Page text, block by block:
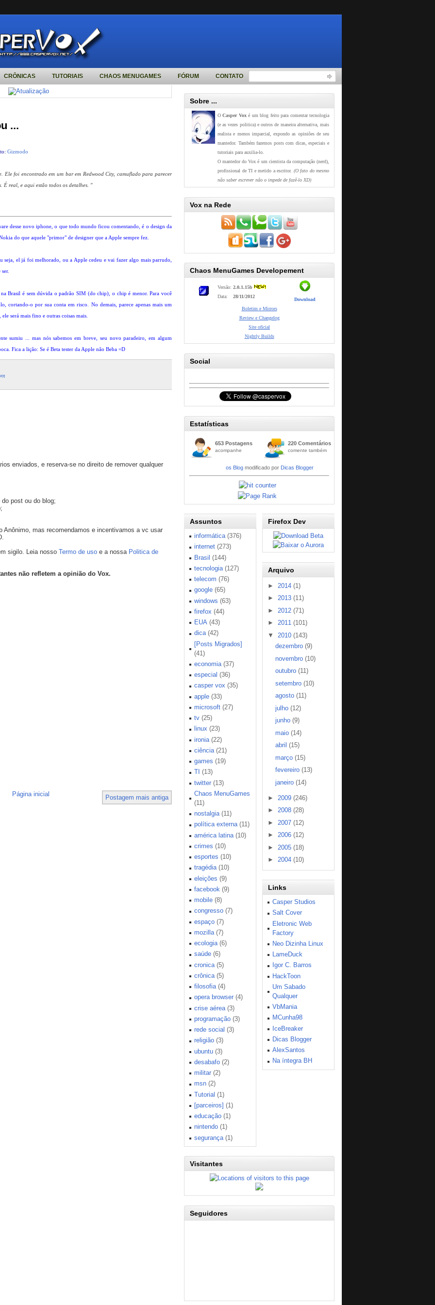
CRÔNICAS TUTORIAIS CHAOS MENUGAMES FÓRUM CONTATO
...
Gizmodo
foi encontrado em um bar em Redwood City, camuflado para parecer
É real, e aqui estão todos os detalhes. "
desse novo iphone, o que todo mundo ficou comentando, é o design da
do que aquele "primor" de designer que a Apple sempre fez.
seja, el já foi melhorado, ou a Apple cedeu e vai fazer algo mais parrudo,
Brasil é sem dúvida o padrão SIM (do chip), o chip é menor. Para você
cortando-o por sua conta em risco. No demais, parece apenas mais um
ele será mais fino e outras coisas mais.
sumiu ... mas nós sabemos em breve, seu novo paradeiro, em algum
Fica a lição: Se é Beta tester da Apple não Beba =D
enviados, e reserva-se no direito de remover qualquer
post ou do blog;
Anônimo, mas recomendamos e incentivamos a vc usar
sigilo. Leia nosso Termo de uso e a nossa Politica de
não refletem a opinião do Vox.
Postagem mais antiga
Página inicial
Sobre ...
OCasper Voxé um blog feito para comentar tecnologia
(e as vezes politica) e outros de maneira alternativa, mais
realista e menos imparcial, expondo as opiniões de seu
mantedor. Também fazemos posts com dicas, especiais e
tutoriais para auxilia-lo.
O mantedor do Vox é um cientista da computação (nerd),
profissional de TI e metido a escritor. (O fato do mesmo
não saber escrever não o impede de fazê-lo XD)
Vox na Rede
Chaos MenuGames Developement
Versão: 2.0.1.15b
Data:
28/11/2012
Download
Boletim e Mirrors
Review e Changelog
Site oficial
Nightly Builds
Social
Estatísticas
653 Postagens
acompanhe
220 Comentários
comente também
os Blogmodificado por Dicas Blogger
Assuntos
informática (376)
internet (273)
Brasil (144)
tecnologia (127)
telecom (76)
google (65)
windows (63)
firefox (44)
EUA (43)
dica (42)
[Posts Migrados]
(41)
economia (37)
especial (36)
casper vox (35)
apple (33)
microsoft (27)
tv (25)
linux (23)
ironia (22)
ciência (21)
games (19)
TI (13)
twitter (13)
Chaos MenuGames
(11)
nostalgia (11)
política externa (11)
américa latina (10)
crimes (10)
esportes (10)
tragédia (10)
eleições (9)
facebook (9)
mobile (8)
congresso (7)
espaço (7)
mozilla (7)
ecologia (6)
saúde (6)
cronica (5)
crônica (5)
filosofia (4)
opera browser (4)
crise aérea (3)
programação (3)
rede social (3)
religião (3)
ubuntu (3)
desabafo (2)
militar (2)
msn (2)
Tutorial (1)
[parceiros] (1)
educação (1)
nintendo (1)
segurança (1)
Firefox Dev
Arquivo
► 2014(1)
►2013(11)
► 2012(71)
►2011(101)
▼
2010(143)
dezembro (9)
novembro (10)
outubro (11)
setembro (10)
agosto (11)
julho (12)
junho (9)
maio (14)
abril (15)
março (15)
fevereiro (13)
janeiro (14)
► 2009(246)
►2008(28)
► 2007(12)
►2006(12)
► 2005(18)
►2004(10)
Links
Casper Studios
Salt Cover
Eletronic Web
Factory
Neo Dizinha Linux
LameDuck
Igor C. Barros
HackToon
Um Sabado
Qualquer
VbMania
MCunha98
IceBreaker
Dicas Blogger
AlexSantos
Na íntegra BH
Visitantes
Seguidores